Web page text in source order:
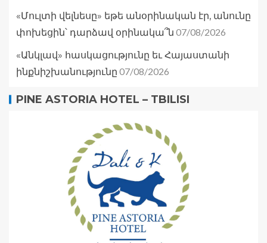
«Մուլտի վելնեսը» եթե անօրինական էր, անունը
փոխեցին՝ դարձավ օրինակա՞ն 07/08/2026
«Անկլավ» հասկացությունը եւ Հայաստանի
ինքնիշխանությունը 07/08/2026
PINE ASTORIA HOTEL – TBILISI